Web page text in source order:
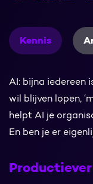
Kennis
AI: bijna iedereen
wil blijven lopen,
helpt AI je
En ben je er